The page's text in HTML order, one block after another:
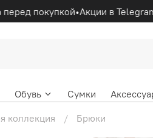
покупкой•Акции в
Обувь Сумки
коллекция Брюки